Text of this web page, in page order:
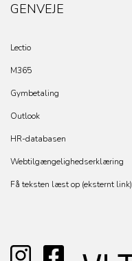
GENVEJE
Lectio
M365
Gymbetaling
Outlook
HR-databasen
Webtilgængelighedserklæring
Få teksten læst op (eksternt link)